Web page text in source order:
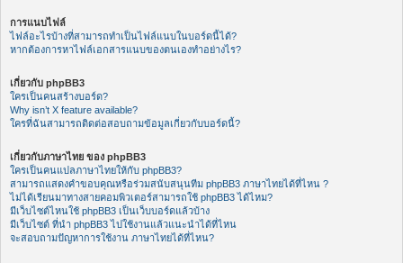
การแนบไฟล์
ไฟล์อะไรบ้างที่สามารถทำเป็นไฟล์แนบในบอร์ดนี้ได้?
หากต้องการหาไฟล์เอกสารแนบของตนเองทำอย่างไร?
เกี่ยวกับ phpBB3
ใครเป็นคนสร้างบอร์ด?
Why isn’t X feature available?
ใครที่ฉันสามารถติดต่อสอบถามข้อมูลเกี่ยวกับบอร์ดนี้?
เกี่ยวกับภาษาไทย ของ phpBB3
ใครเป็นคนแปลภาษาไทยให้กับ phpBB3?
สามารถแสดงคำขอบคุณหรือร่วมสนับสนุนทีม phpBB3 ภาษาไทยได้ที่ไหน ?
ไม่ได้เรียนมาทางสายคอมพิวเตอร์สามารถใช้ phpBB3 ได้ไหม?
มีเว็บไซต์ไหนใช้ phpBB3 เป็นเว็บบอร์ดแล้วบ้าง
มีเว็บไซต์ ที่นำ phpBB3 ไปใช้งานแล้วแนะนำได้ที่ไหน
จะสอบถามปัญหาการใช้งาน ภาษาไทยได้ที่ไหน?